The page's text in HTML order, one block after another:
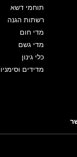
תוחמי דשא
רשתות הגנה
מדי חום
מדי גשם
כלי גינון
מדידים